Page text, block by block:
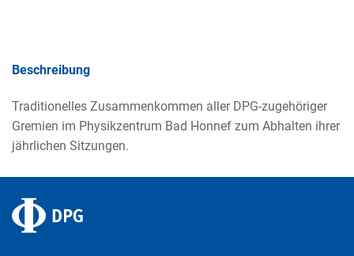
Beschreibung
Traditionelles Zusammenkommen aller DPG-zugehöriger
Gremien im Physikzentrum Bad Honnef zum Abhalten ihrer
jährlichen Sitzungen.